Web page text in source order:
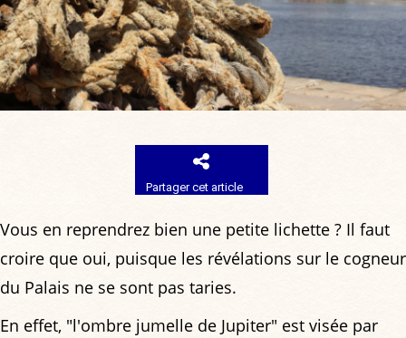
Partager cet article
Vous en reprendrez bien une petite lichette ? Il faut
croire que oui, puisque les révélations sur le cogneur
du Palais ne se sont pas taries.
En effet, "l'ombre jumelle de Jupiter" est visée par